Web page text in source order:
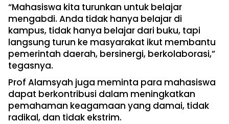
“Mahasiswa kita turunkan untuk belajar
mengabdi. Anda tidak hanya belajar di
kampus, tidak hanya belajar dari buku, tapi
langsung turun ke masyarakat ikut membantu
pemerintah daerah, bersinergi, berkolaborasi,”
tegasnya.
Prof Alamsyah juga meminta para mahasiswa
dapat berkontribusi dalam meningkatkan
pemahaman keagamaan yang damai, tidak
radikal, dan tidak ekstrim.